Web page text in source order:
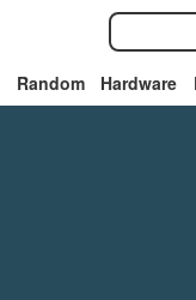
Random Hardware